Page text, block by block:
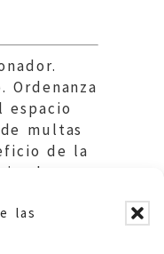
las
Ordenanza
espacio
multas
de la
al